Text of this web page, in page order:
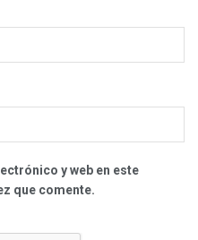
y web en este
que comente.